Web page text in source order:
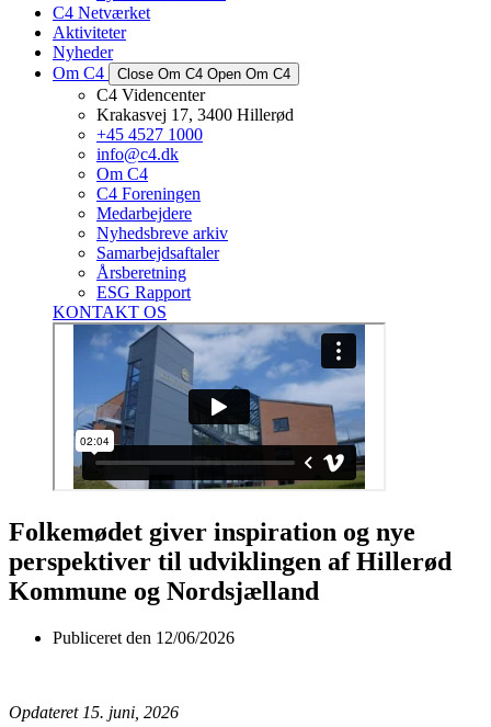
C4 Netværket
Aktiviteter
Nyheder
Om C4
Close Om C4 Open Om C4
C4 Videncenter
Krakasvej 17, 3400 Hillerød
+45 4527 1000
info@c4.dk
Om C4
C4 Foreningen
Medarbejdere
Nyhedsbreve arkiv
Samarbejdsaftaler
Årsberetning
ESG Rapport
KONTAKT OS
Folkemødet giver inspiration og nye
perspektiver til udviklingen af Hillerød
Kommune og Nordsjælland
Publiceret den 12/06/2026
Opdateret 15. juni, 2026